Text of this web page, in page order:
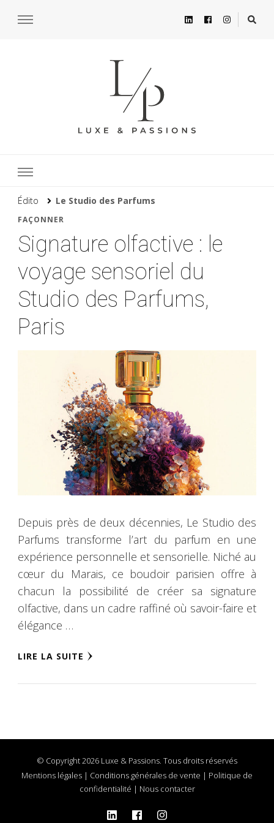
Édito Le Studio des Parfums
FAÇONNER
Signature olfactive : le
voyage sensoriel du
Studio des Parfums,
Paris
Depuis près de deux décennies, Le Studio des
Parfums transforme l’art du parfum en une
expérience personnelle et sensorielle. Niché au
cœur du Marais, ce boudoir parisien offre à
chacun la possibilité de créer sa signature
olfactive, dans un cadre raffiné où savoir-faire et
élégance …
LIRE LA SUITE
© Copyright 2026 Luxe & Passions. Tous droits réservés
Mentions légales | Conditions générales de vente | Politique de
confidentialité | Nous contacter